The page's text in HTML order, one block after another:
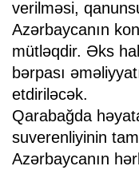
verilməsi,
Azərbaycanın
mütləqdir. Əks
bərpası
etdiriləcək.
Qarabağda
suverenliyinin
Azərbaycanın